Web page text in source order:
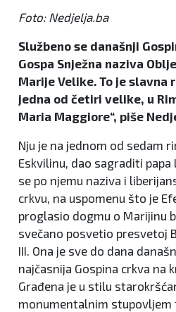
Foto: Nedjelja.ba
Službeno se današnji
Gospa Snježna naziva
Marije Velike. To je slavna
jedna od četiri velike, u
Maria Maggiore“, piše
Nju je na jednom od sedam
Eskvilinu, dao sagraditi papa
se po njemu naziva i
crkvu, na uspomenu što je
proglasio dogmu o Marijinu
svečano posvetio presvetoj
III. Ona je sve do dana
najčasnija Gospina crkva na
Građena je u stilu
monumentalnim stupovljem